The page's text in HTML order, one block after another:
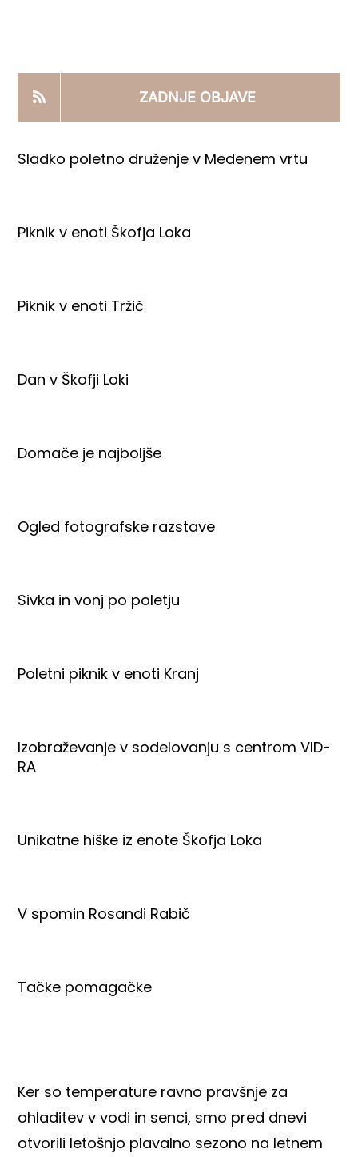
PRODAJNI IZDELKI
AKTUALNO
ZADNJE OBJAVE
Sladko poletno druženje v Medenem vrtu
Piknik v enoti Škofja Loka
Piknik v enoti Tržič
Dan v Škofji Loki
Domače je najboljše
Ogled fotografske razstave
Sivka in vonj po poletju
Poletni piknik v enoti Kranj
Izobraževanje v sodelovanju s centrom VID-
RA
Unikatne hiške iz enote Škofja Loka
V spomin Rosandi Rabič
Tačke pomagačke
Ker so temperature ravno pravšnje za
ohladitev v vodi in senci, smo pred dnevi
otvorili letošnjo plavalno sezono na letnem